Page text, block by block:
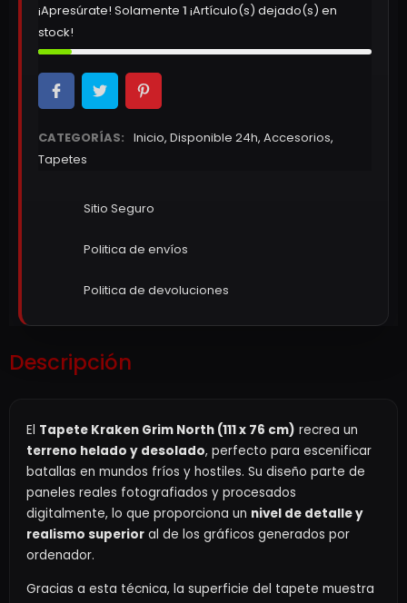
¡Apresúrate! Solamente 1 ¡Artículo(s) dejado(s) en
stock!
CATEGORÍAS: Inicio, Disponible 24h, Accesorios,
Tapetes
Sitio Seguro
Politica de envíos
Politica de devoluciones
Descripción
El Tapete Kraken Grim North (111 x 76 cm) recrea un
terreno helado y desolado, perfecto para escenificar
batallas en mundos fríos y hostiles. Su diseño parte de
paneles reales fotografiados y procesados
digitalmente, lo que proporciona un nivel de detalle y
realismo superior al de los gráficos generados por
ordenador.
Gracias a esta técnica, la superficie del tapete muestra